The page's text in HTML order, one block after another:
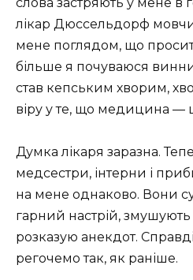
лікар Дюссельдорф
мене поглядом, що
більше я почуваюся
став кепським хворим,
віру у те, що медицина —
Думка лікаря заразна.
медсестри, інтерни і
на мене однаково. Вони
гарний настрій, змушують
розказую анекдот.
регочемо так, як раніше.